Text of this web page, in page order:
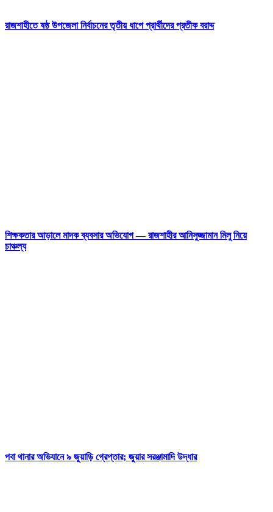
রাজশাহীতে ষষ্ঠ উপজেলা নির্বাচনের তৃতীয় ধাপে প্রার্থীদের প্রতীক বরাদ্দ
শিক্ষকতার আড়ালে মাদক ব্যবসার অভিযোগ — রাজশাহীর আনিসুজ্জামান মিলু নিয়ে
চাঞ্চল্য
পবা থানার অভিযানে ৯ জুয়াড়ি গ্রেপ্তার; জুয়ার সরঞ্জামাদি উদ্ধার